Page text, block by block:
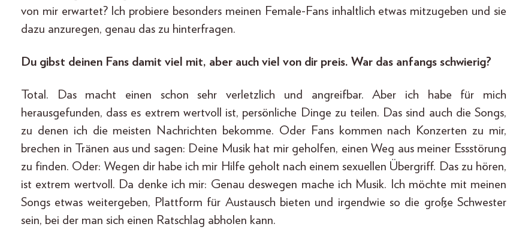
von mir erwartet? Ich probiere besonders meinen Female-Fans inhaltlich etwas mitzugeben und sie
dazu anzuregen, genau das zu hinterfragen.
Du gibst deinen Fans damit viel mit, aber auch viel von dir preis. War das anfangs schwierig?
Total. Das macht einen schon sehr verletzlich und angreifbar. Aber ich habe für mich
herausgefunden, dass es extrem wertvoll ist, persönliche Dinge zu teilen. Das sind auch die Songs,
zu denen ich die meisten Nachrichten bekomme. Oder Fans kommen nach Konzerten zu mir,
brechen in Tränen aus und sagen: Deine Musik hat mir geholfen, einen Weg aus meiner Essstörung
zu finden. Oder: Wegen dir habe ich mir Hilfe geholt nach einem sexuellen Übergriff. Das zu hören,
ist extrem wertvoll. Da denke ich mir: Genau deswegen mache ich Musik. Ich möchte mit meinen
Songs etwas weitergeben, Plattform für Austausch bieten und irgendwie so die große Schwester
sein, bei der man sich einen Ratschlag abholen kann.